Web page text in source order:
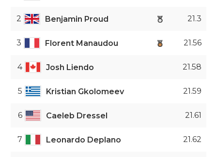
2 Benjamin Proud 21.3
3 Florent Manaudou 21.56
4 Josh Liendo 21.58
5 Kristian Gkolomeev 21.59
6 Caeleb Dressel 21.61
7 Leonardo Deplano 21.62